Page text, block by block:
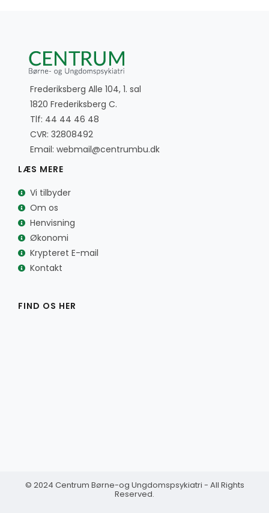
Frederiksberg Alle 104, 1. sal
1820 Frederiksberg C.
Tlf: 44 44 46 48
CVR: 32808492
Email: webmail@centrumbu.dk
LÆS MERE
Vi tilbyder
Om os
Henvisning
Økonomi
Krypteret E-mail
Kontakt
FIND OS HER
© 2024 Centrum Børne-og Ungdomspsykiatri - All Rights
Reserved.